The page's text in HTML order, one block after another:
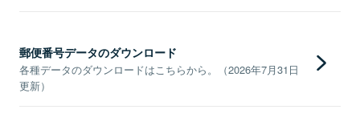
郵便番号データのダウンロード
各種データのダウンロードはこちらから。（2026年7月31日
更新）